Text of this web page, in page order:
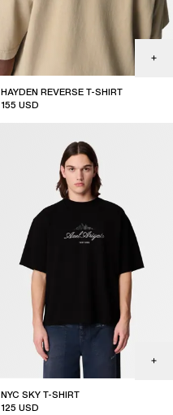
HAYDEN REVERSE T-SHIRT
155 USD
NYC SKY T-SHIRT
125 USD